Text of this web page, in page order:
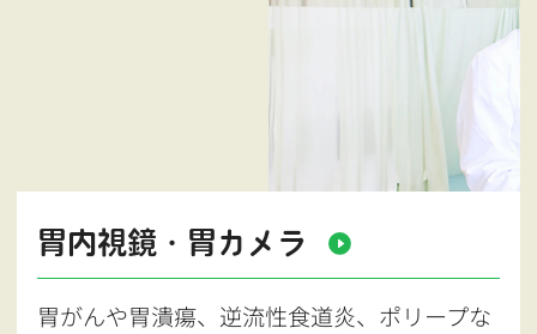
胃内視鏡・胃カメラ
胃がんや胃潰瘍、逆流性食道炎、ポリープな